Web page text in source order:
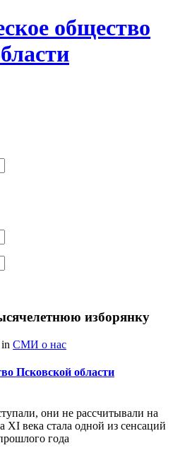
общество
изборянку
СМИ о нас
Псковской области
они не рассчитывали на
XI века стала одной из сенсаций
года